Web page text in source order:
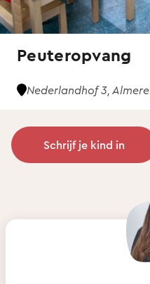
Peuteropvang
Nederlandhof 3, Almere
Schrijf je kind in